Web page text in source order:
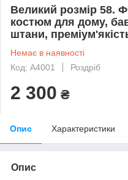
Великий розмір 58.
костюм для дому,
штани,
Немає в наявності
Код: A4001
Роздріб
2 300 ₴
Опис Характеристики
Опис